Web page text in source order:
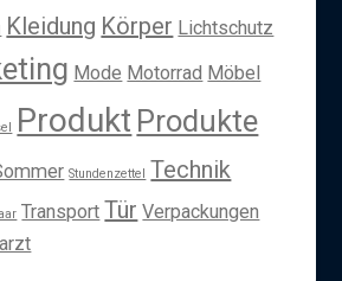
Kleidung Körper Lichtschutz
Mode Motorrad Möbel
Produkt Produkte
Stundenzettel Technik
Transport Tür Verpackungen